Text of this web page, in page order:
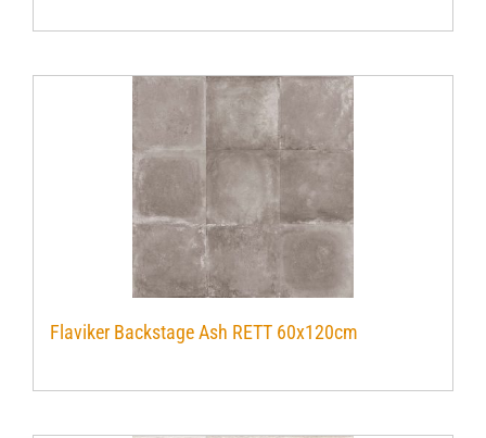
Flaviker Backstage Ash RETT 60x120cm